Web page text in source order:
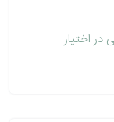
در اختیار